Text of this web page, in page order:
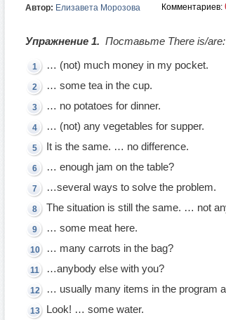
Автор: Елизавета Морозова Комментариев:
Упражнение 1. Поставьте There is/are:
… (not) much money in my pocket.
… some tea in the cup.
… no potatoes for dinner.
… (not) any vegetables for supper.
It is the same. … no difference.
… enough jam on the table?
…several ways to solve the problem.
The situation is still the same. … not
… some meat here.
… many carrots in the bag?
…anybody else with you?
… usually many items in the program
Look! … some water.